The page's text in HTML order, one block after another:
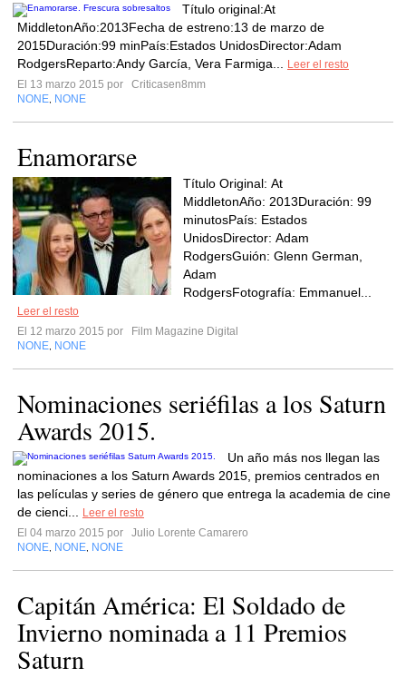
Título original:At
MiddletonAño:2013Fecha de estreno:13 de marzo de
2015Duración:99 minPaís:Estados UnidosDirector:Adam
RodgersReparto:Andy García, Vera Farmiga...
Leer el resto
El 13 marzo 2015 por
Criticasen8mm
NONE NONE
Enamorarse
Título Original: At
MiddletonAño: 2013Duración: 99
minutosPaís: Estados
UnidosDirector: Adam
RodgersGuión: Glenn German,
Adam
RodgersFotografía: Emmanuel...
Leer el resto
El 12 marzo 2015 por
Film Magazine Digital
NONE NONE
Nominaciones seriéfilas a los Saturn
Awards 2015.
Un año más nos llegan las
nominaciones a los Saturn Awards 2015, premios centrados en
las películas y series de género que entrega la academia de cine
de cienci...
Leer el resto
El 04 marzo 2015 por
Julio Lorente Camarero
NONE NONE NONE
Capitán América: El Soldado de
Invierno nominada a 11 Premios
Saturn